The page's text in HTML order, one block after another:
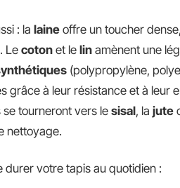
: la laine offre un toucher
Le coton et le lin amènent une
(polypropylène,
grâce à leur résistance et à leur
tourneront vers le sisal, la jute
nettoyage.
durer votre tapis au quotidien :